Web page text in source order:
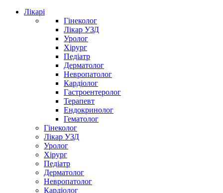
Лікарі
Гінеколог
Лікар УЗД
Уролог
Хірург
Педіатр
Дерматолог
Невропатолог
Кардіолог
Гастроентеролог
Терапевт
Ендокринолог
Гематолог
Гінеколог
Лікар УЗД
Уролог
Хірург
Педіатр
Дерматолог
Невропатолог
Кардіолог